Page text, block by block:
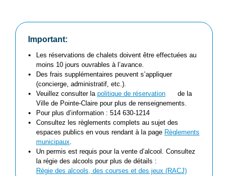
Important:
Les réservations de chalets doivent être effectuées au
moins 10 jours ouvrables à l’avance.
Des frais supplémentaires peuvent s’appliquer
(concierge, administratif, etc.).
Veuillez consulter la politique de réservation
de la
Ville de Pointe-Claire pour plus de renseignements.
Pour plus d’information : 514 630-1214
Consultez les règlements complets au sujet des
espaces publics en vous rendant à la page Règlements
municipaux.
Un permis est requis pour la vente d’alcool. Consultez
la régie des alcools pour plus de détails :
Régie des alcools, des courses et des jeux (RACJ)